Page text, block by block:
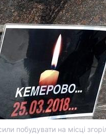
побудувати на місці